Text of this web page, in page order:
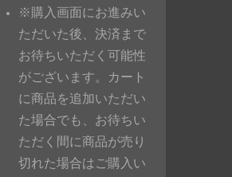
※購入画面にお進みい
ただいた後、決済まで
お待ちいただく可能性
がございます。カート
に商品を追加いただい
た場合でも、お待ちい
ただく間に商品が売り
切れた場合はご購入い